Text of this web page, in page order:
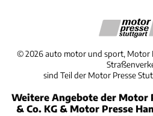
©2026 auto motor und sport, Motor
sind Teil der Motor Presse
Weitere Angebote der Motor
& Co. KG & Motor Presse